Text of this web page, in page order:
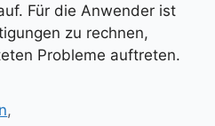
Für die Anwender ist
zu rechnen,
Probleme auftreten.
,